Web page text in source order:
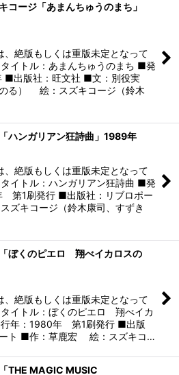
コージ「あまんちゅうのまち」
、絶版もしくは重版未定となって
イトル：あまんちゅうのまち ■発
■出版社：旺文社 ■文：別役実
のる） 絵：スズキコージ（鈴木
ハンガリアン狂詩曲」1989年
、絶版もしくは重版未定となって
イトル：ハンガリアン狂詩曲 ■発
第1刷発行 ■出版社：リブロポー
ズキコージ（鈴木康司、すずき
ぼくのピエロ 翔べイカロスの
、絶版もしくは重版未定となって
イトル：ぼくのピエロ 翔べイカ
年：1980年 第1刷発行 ■出版
ト ■作：草鹿宏 絵：スズキコ…
THE MAGIC MUSIC